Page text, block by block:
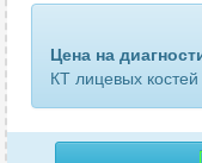
Цена на
КТ лицевых костей